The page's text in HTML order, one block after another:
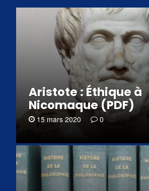
Aristote : Éthique à
Nicomaque (PDF)
15 mars 2020 0